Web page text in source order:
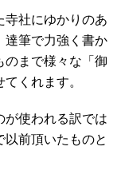
寺社にゆかりのあ
達筆で力強く書か
のまで様々な「御
くれます。
が使われる訳では
前頂いたものと